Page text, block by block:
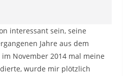
interessant sein, seine
Jahre aus dem
November 2014 mal meine
wurde mir plötzlich